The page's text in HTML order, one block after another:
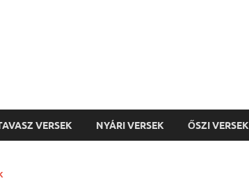
VERSEK NYÁRI VERSEK ŐSZI VERSEK